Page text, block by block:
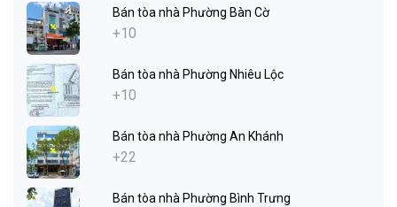
Bán tòa nhà Phường Bàn Cờ
+10
Bán tòa nhà Phường Nhiêu Lộc
+10
Bán tòa nhà Phường An Khánh
+22
Bán tòa nhà Phường Bình Trưng